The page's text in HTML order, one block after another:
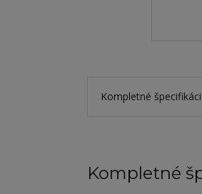
Kompletné
Kompletné